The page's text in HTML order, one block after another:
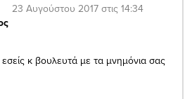
23 Αυγούστου 2017 στις 14:34
κ βουλευτά με τα μνημόνια σας